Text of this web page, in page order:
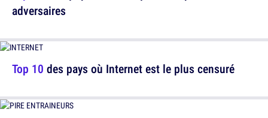
Top 10 des pays où Internet est le plus censuré
adversaires